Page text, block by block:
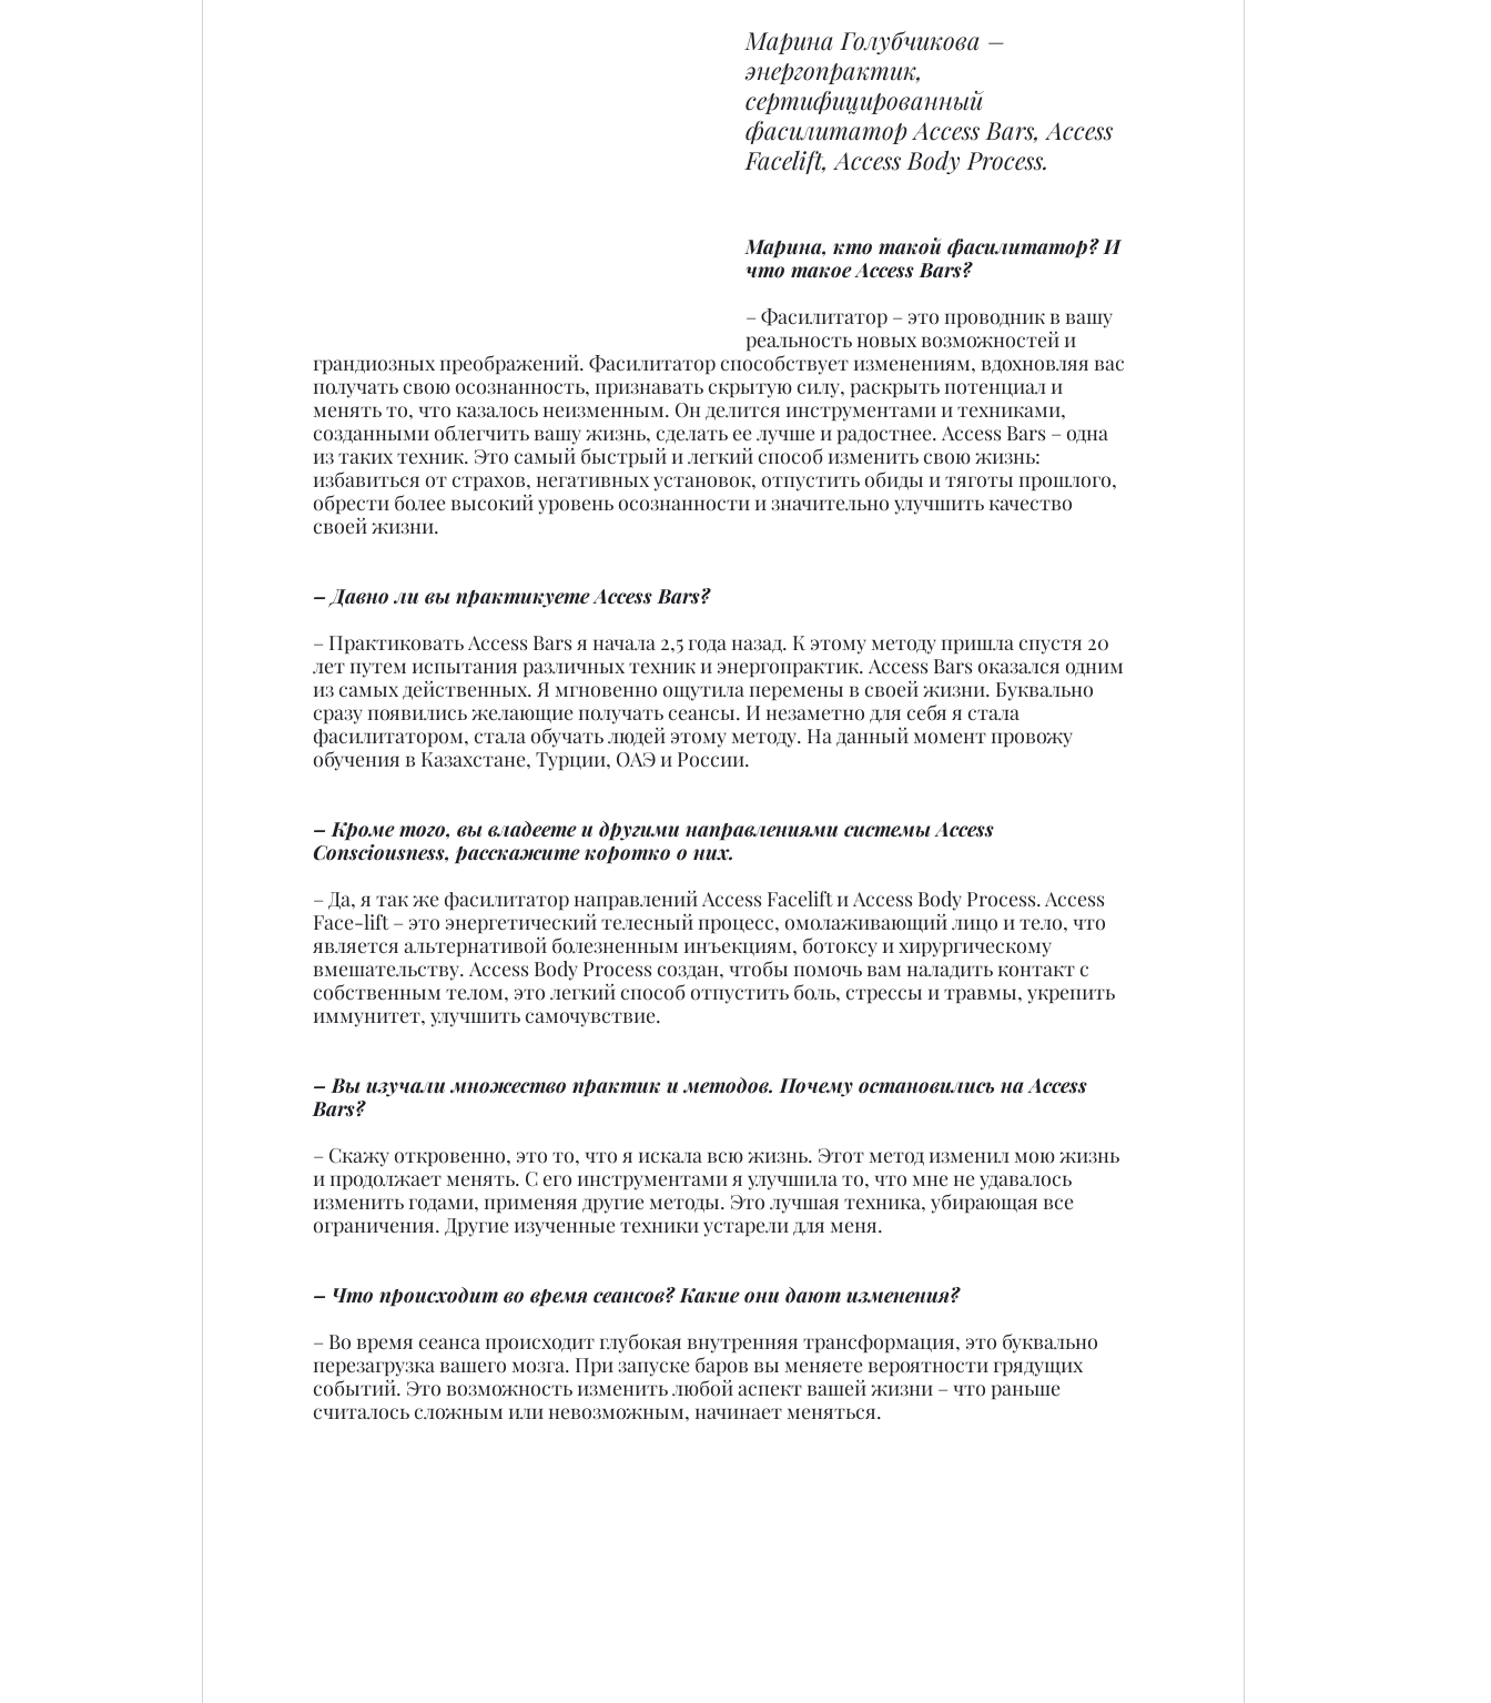
Марина Голубчикова –
энергопрактик,
сертифицированный
фасилитатор Access Bars, Access
Facelift, Access Body Process.
Марина, кто такой фасилитатор? И
что такое Access Bars?
– Фасилитатор – это проводник в вашу
реальность новых возможностей и
грандиозных преображений. Фасилитатор способствует изменениям, вдохновляя вас
получать свою осознанность, признавать скрытую силу, раскрыть потенциал и
менять то, что казалось неизменным. Он делится инструментами и техниками,
созданными облегчить вашу жизнь, сделать ее лучше и радостнее. Аccess Bars – одна
из таких техник. Это самый быстрый и легкий способ изменить свою жизнь:
избавиться от страхов, негативных установок, отпустить обиды и тяготы прошлого,
обрести более высокий уровень осознанности и значительно улучшить качество
своей жизни.
– Давно ли вы практикуете Access Bars?
– Практиковать Access Bars я начала 2,5 года назад. К этому методу пришла спустя 20
лет путем испытания различных техник и энергопрактик. Access Bars оказался одним
из самых действенных. Я мгновенно ощутила перемены в своей жизни. Буквально
сразу появились желающие получать сеансы. И незаметно для себя я стала
фасилитатором, стала обучать людей этому методу. На данный момент провожу
обучения в Казахстане, Турции, ОАЭ и России.
– Кроме того, вы владеете и другими направлениями системы Access
Consciousness, расскажите коротко о них.
– Да, я так же фасилитатор направлений Access Facelift и Access Body Process. Access
Face-lift – это энергетический телесный процесс, омолаживающий лицо и тело, что
является альтернативой болезненным инъекциям, ботоксу и хирургическому
вмешательству. Access Body Process создан, чтобы помочь вам наладить контакт с
собственным телом, это легкий способ отпустить боль, стрессы и травмы, укрепить
иммунитет, улучшить самочувствие.
– Вы изучали множество практик и методов. Почему остановились на Access
Bars?
– Скажу откровенно, это то, что я искала всю жизнь. Этот метод изменил мою жизнь
и продолжает менять. С его инструментами я улучшила то, что мне не удавалось
изменить годами, применяя другие методы. Это лучшая техника, убирающая все
ограничения. Другие изученные техники устарели для меня.
– Что происходит во время сеансов? Какие они дают изменения?
– Во время сеанса происходит глубокая внутренняя трансформация, это буквально
перезагрузка вашего мозга. При запуске баров вы меняете вероятности грядущих
событий. Это возможность изменить любой аспект вашей жизни – что раньше
считалось сложным или невозможным, начинает меняться.